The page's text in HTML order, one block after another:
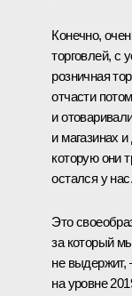
Конечно,
торговлей, с
розничная
отчасти
и
и магазинах
которую они
остался у нас.
Это
за который
не выдержит,
на уровне